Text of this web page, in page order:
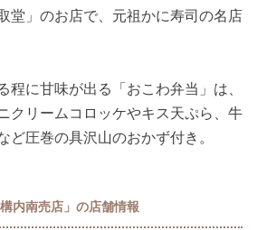
堂」のお店で、元祖かに寿司の名店
程に甘味が出る「おこわ弁当」は、
クリームコロッケやキス天ぷら、牛
ど圧巻の具沢山のおかず付き。
内南売店」の店舗情報